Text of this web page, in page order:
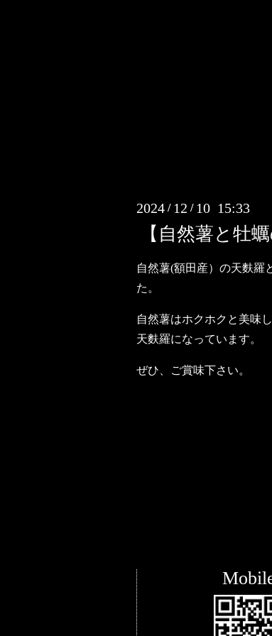
2024 / 12 / 10 15:33
【自然薯と牡
自然薯(額田産）の天麩羅
た。
自然薯はホクホクと美味
天麩羅になっています。
ぜひ、ご賞味下さい。